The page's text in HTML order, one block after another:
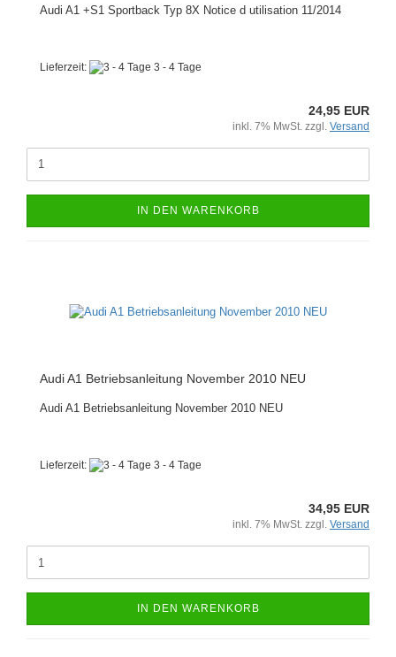
Audi A1 +S1 Sportback Typ 8X Notice d utilisation 11/2014
Lieferzeit: 3 - 4 Tage
24,95 EUR
inkl. 7% MwSt. zzgl. Versand
IN DEN WARENKORB
Audi A1 Betriebsanleitung November 2010 NEU
Audi A1 Betriebsanleitung November 2010 NEU
Lieferzeit: 3 - 4 Tage
34,95 EUR
inkl. 7% MwSt. zzgl. Versand
IN DEN WARENKORB